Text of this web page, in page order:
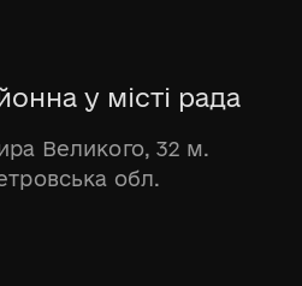
у місті рада
Великого, 32 м.
обл.